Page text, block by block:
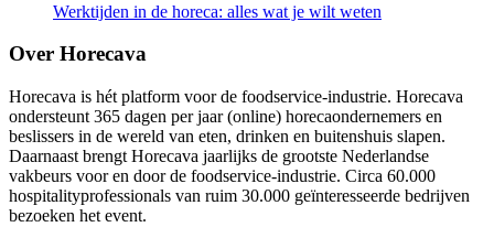
Werktijden in de horeca: alles wat je wilt weten
Over Horecava
Horecava is hét platform voor de foodservice-industrie. Horecava
ondersteunt 365 dagen per jaar (online) horecaondernemers en
beslissers in de wereld van eten, drinken en buitenshuis slapen.
Daarnaast brengt Horecava jaarlijks de grootste Nederlandse
vakbeurs voor en door de foodservice-industrie. Circa 60.000
hospitalityprofessionals van ruim 30.000 geïnteresseerde bedrijven
bezoeken het event.